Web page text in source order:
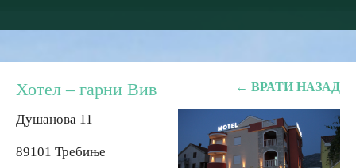
Планински туризам
Бањски туризам
← ВРАТИ НАЗАД
Хотел – гарни Вив
Душанова 11
89101 Требиње